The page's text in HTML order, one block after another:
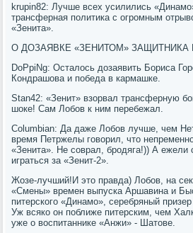
krupin82: Лучше всех усилились
трансферная политика с огромным
«Зенита».
О ДОЗАЯВКЕ «ЗЕНИТОМ» ЗАЩИТНИКА
DoPpiNg: Осталось дозаявить Бориса
Кондрашова и победа в кармашке.
Stan42: «Зенит» взорвал трансферную
шоке! Сам Лобов к ним перебежал.
Columbian: Да даже Лобов лучше, чем
время Петржелы говорил, что
«Зенита». Не соврал, бродяга!)) А ежели
играться за «Зенит-2».
Жозе-лучший!И это правда) Лобов, на
«Смены» времен выпуска Аршавина и
питерского «Динамо», серебряный
Уж всяко он поближе питерским, чем
уже о воспитаннике «Анжи» - Шатове.